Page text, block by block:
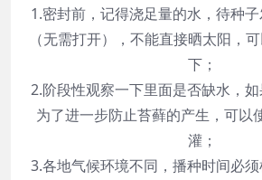
1.密封前，记得浇足量的水，待种
（无需打开），不能直接晒太阳，
下；
2.阶段性观察一下里面是否缺水，如
为了进一步防止苔藓的产生，可以
灌；
3.各地气候环境不同，播种时间必